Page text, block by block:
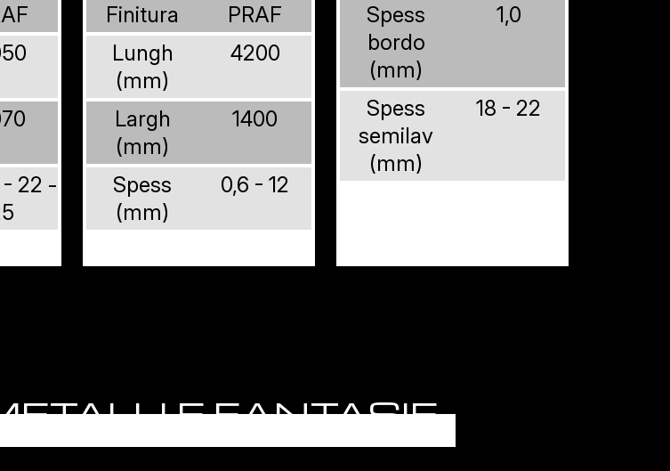
- 22 -
Finitura
PRAF
Lungh
(mm)
4200
Largh
(mm)
1400
Spess
(mm)
0,6 - 12
Spess
bordo
(mm)
1,0
Spess
semilav
(mm)
18 - 22
E FANTASIE